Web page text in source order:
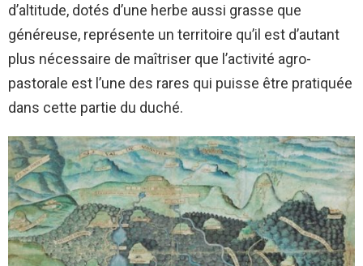
d’altitude, dotés d’une herbe aussi grasse que
généreuse, représente un territoire qu’il est d’autant
plus nécessaire de maîtriser que l’activité agro-
pastorale est l’une des rares qui puisse être pratiquée
dans cette partie du duché.